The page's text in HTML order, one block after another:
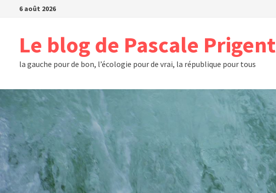
Passer6 août 2026
Le blog de Pascale Prigent
la gauche pour de bon, l’écologie pour de vrai, la république pour tous